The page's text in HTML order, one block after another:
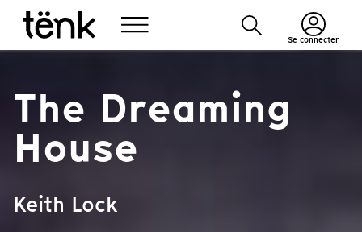
Se connecter
The Dreaming
House
Keith Lock